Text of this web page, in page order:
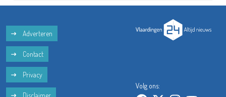
Adverteren
Contact
Privacy
Disclaimer
Volg ons: